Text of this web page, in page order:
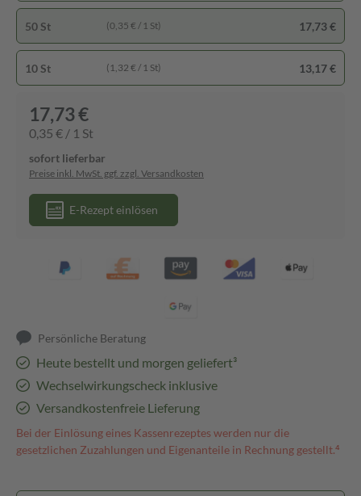
50 St (0,35 € / 1 St) 17,73 €
10 St (1,32 € / 1 St) 13,17 €
17,73 €
0,35 € / 1 St
sofort lieferbar
Preise inkl. MwSt. ggf. zzgl. Versandkosten
E-Rezept einlösen
Persönliche Beratung
Heute bestellt und morgen geliefert³
Wechselwirkungscheck inklusive
Versandkostenfreie Lieferung
Bei der Einlösung eines Kassenrezeptes werden nur die
gesetzlichen Zuzahlungen und Eigenanteile in Rechnung gestellt.⁴